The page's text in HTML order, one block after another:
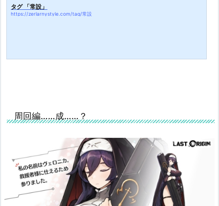
タグ 「常設」
https://zerlarnystyle.com/tag/常設
周回編……成……？